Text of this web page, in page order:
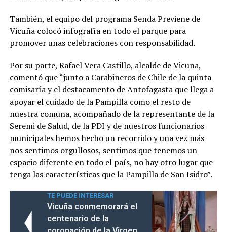
También, el equipo del programa Senda Previene de
Vicuña colocó infografía en todo el parque para
promover unas celebraciones con responsabilidad.
Por su parte, Rafael Vera Castillo, alcalde de Vicuña,
comentó que “junto a Carabineros de Chile de la quinta
comisaría y el destacamento de Antofagasta que llega a
apoyar el cuidado de la Pampilla como el resto de
nuestra comuna, acompañado de la representante de la
Seremi de Salud, de la PDI y de nuestros funcionarios
municipales hemos hecho un recorrido y una vez más
nos sentimos orgullosos, sentimos que tenemos un
espacio diferente en todo el país, no hay otro lugar que
tenga las características que la Pampilla de San Isidro”.
TE PUEDE INTERESAR
Vicuña conmemorará el
centenario de la